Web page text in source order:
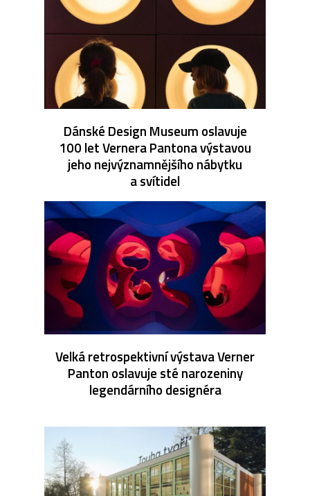
Dánské Design Museum oslavuje
100 let Vernera Pantona výstavou
jeho nejvýznamnějšího nábytku
a svítidel
Velká retrospektivní výstava Verner
Panton oslavuje sté narozeniny
legendárního designéra